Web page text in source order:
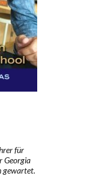
für
Georgia
gewartet.